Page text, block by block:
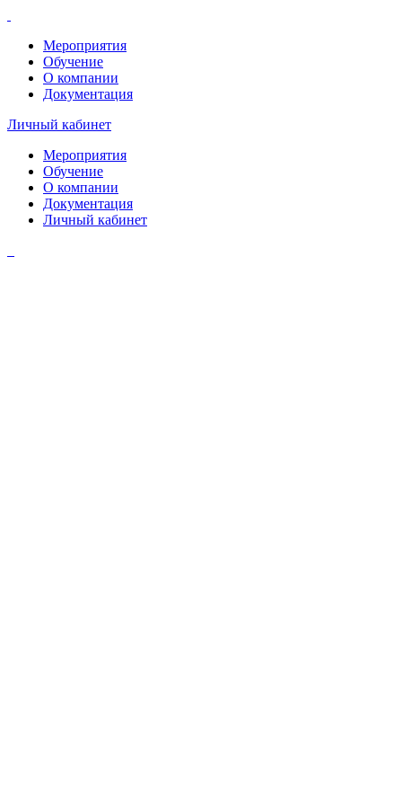
Мероприятия
Обучение
О компании
Документация
Личный кабинет
Мероприятия
Обучение
О компании
Документация
Личный кабинет